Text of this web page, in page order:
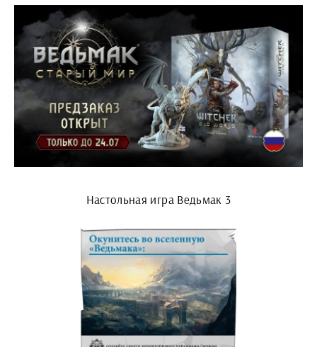
Настольная игра Ведьмак 3